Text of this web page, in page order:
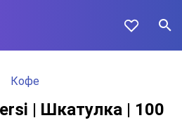
Кофе
| Шкатулка | 100